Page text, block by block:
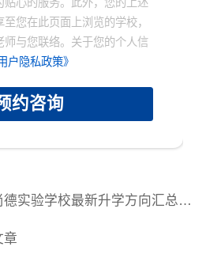
您在此页面上浏览的学校，
师与您联络。关于您的个人信
户隐私政策》
约咨询
上一篇：上海市民办尚德实验学校最新升学方向汇总｜各国录取offer均有多少？
章